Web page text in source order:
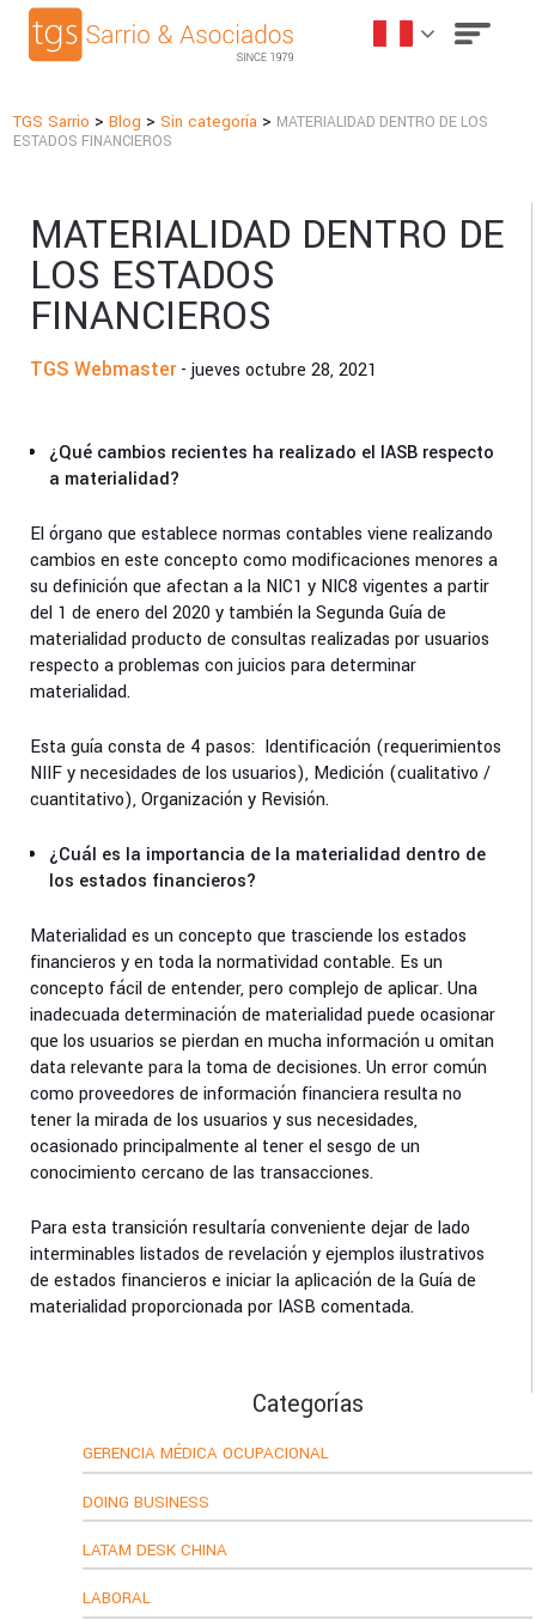
TGS Sarrio >Blog >Sin categoría > MATERIALIDAD DENTRO DE LOS
ESTADOS FINANCIEROS
MATERIALIDAD DENTRO DE
LOS ESTADOS
FINANCIEROS
TGS Webmaster- jueves octubre 28, 2021
¿Qué cambios recientes ha realizado el IASB respecto
a materialidad?
El órgano que establece normas contables viene realizando
cambios en este concepto como modificaciones menores a
su definición que afectan a la NIC1 y NIC8 vigentes a partir
del 1 de enero del 2020 y también la Segunda Guía de
materialidad producto de consultas realizadas por usuarios
respecto a problemas con juicios para determinar
materialidad.
Esta guía consta de 4 pasos: Identificación (requerimientos
NIIF y necesidades de los usuarios), Medición (cualitativo /
cuantitativo), Organización y Revisión.
¿Cuál es la importancia de la materialidad dentro de
los estados financieros?
Materialidad es un concepto que trasciende los estados
financieros y en toda la normatividad contable. Es un
concepto fácil de entender, pero complejo de aplicar. Una
inadecuada determinación de materialidad puede ocasionar
que los usuarios se pierdan en mucha información u omitan
data relevante para la toma de decisiones. Un error común
como proveedores de información financiera resulta no
tener la mirada de los usuarios y sus necesidades,
ocasionado principalmente al tener el sesgo de un
conocimiento cercano de las transacciones.
Para esta transición resultaría conveniente dejar de lado
interminables listados de revelación y ejemplos ilustrativos
de estados financieros e iniciar la aplicación de la Guía de
materialidad proporcionada por IASB comentada.
Categorías
GERENCIA MÉDICA OCUPACIONAL
DOING BUSINESS
LATAM DESK CHINA
LABORAL